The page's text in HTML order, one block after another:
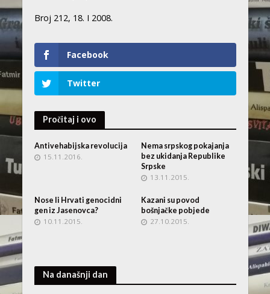
Broj 212, 18. I 2008.
Facebook
Twitter
Pročitaj i ovo
Antivehabijska revolucija
15.11.2016.
Nema srpskog pokajanja
bez ukidanja Republike
Srpske
13.11.2015.
Nose li Hrvati genocidni
gen iz Jasenovca?
10.11.2015.
Kazani su povod
bošnjačke pobjede
27.10.2015.
Na današnji dan